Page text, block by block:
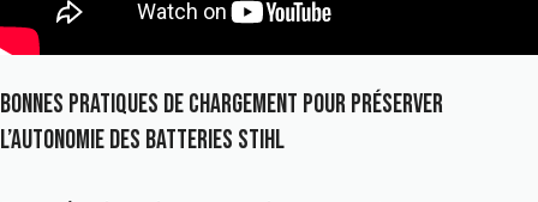
Bonnes pratiques de chargement pour préserver
l’autonomie des batteries Stihl